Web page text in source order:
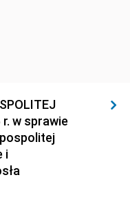
w sprawie
i